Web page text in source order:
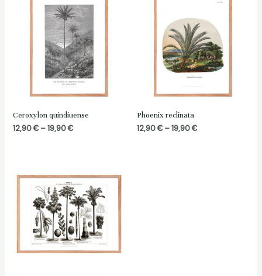
Ceroxylon quindiuense
12,90€ –19,90€Preisspanne:
Phoenix reclinata
12,90€ –19,90€Preisspanne: